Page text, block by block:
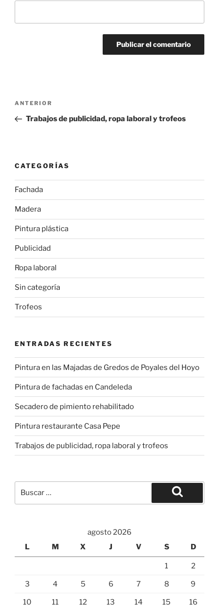
Navegación
entradas
Entrada
anterior:
ANTERIOR
Trabajos de publicidad, ropa laboral y trofeos
CATEGORÍAS
Fachada
Madera
Pintura plástica
Publicidad
Ropa laboral
Sin categoría
Trofeos
ENTRADAS RECIENTES
Pintura en las Majadas de Gredos de Poyales del Hoyo
Pintura de fachadas en Candeleda
Secadero de pimiento rehabilitado
Pintura restaurante Casa Pepe
Trabajos de publicidad, ropa laboral y trofeos
por:
Buscar
agosto 2026
L
M X J V S D
1 2
3 4 5 6 7 8 9
10 11 12 13 14 15 16